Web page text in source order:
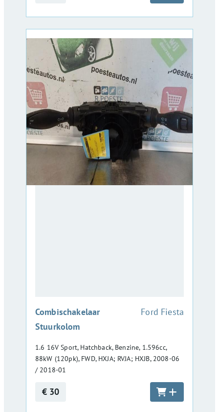
Combischakelaar
Stuurkolom
:Ford Fiesta
1.6 16V Sport, Hatchback, Benzine, 1.596cc,
88kW (120pk), FWD, HXJA; RVJA; HXJB, 2008-06
/ 2018-01
€ 30